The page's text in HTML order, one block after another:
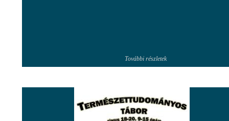
További részletek